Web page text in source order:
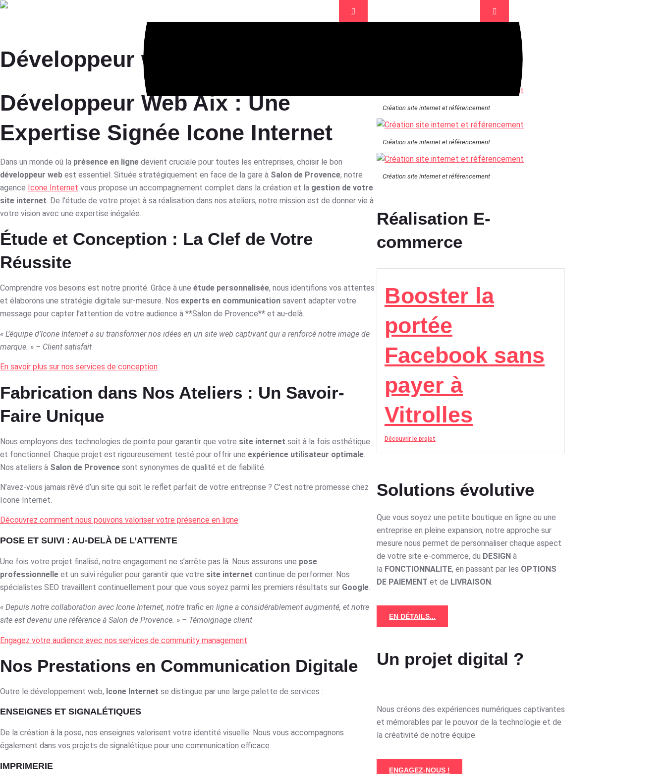
Développeur web Aix
Développeur Web Aix : Une
Expertise Signée Icone Internet
Dans un monde où la présence en ligne devient cruciale pour toutes les entreprises, choisir le bon
développeur web est essentiel. Située stratégiquement en face de la gare à Salon de Provence, notre
agence Icone Internet vous propose un accompagnement complet dans la création et la gestion de votre
site internet. De l’étude de votre projet à sa réalisation dans nos ateliers, notre mission est de donner vie à
votre vision avec une expertise inégalée.
Étude et Conception : La Clef de Votre
Réussite
Comprendre vos besoins est notre priorité. Grâce à une étude personnalisée, nous identifions vos attentes
et élaborons une stratégie digitale sur-mesure. Nos experts en communication savent adapter votre
message pour capter l’attention de votre audience à **Salon de Provence** et au-delà.
« L’équipe d’Icone Internet a su transformer nos idées en un site web captivant qui a renforcé notre image de
marque. » – Client satisfait
En savoir plus sur nos services de conception
Fabrication dans Nos Ateliers : Un Savoir-
Faire Unique
Nous employons des technologies de pointe pour garantir que votre site internet soit à la fois esthétique
et fonctionnel. Chaque projet est rigoureusement testé pour offrir une expérience utilisateur optimale
Nos ateliers à Salon de Provence sont synonymes de qualité et de fiabilité.
N’avez-vous jamais rêvé d’un site qui soit le reflet parfait de votre entreprise ? C’est notre promesse chez
Icone Internet.
Découvrez comment nous pouvons valoriser votre présence en ligne
POSE ET SUIVI : AU-DELÀ DE L’ATTENTE
Une fois votre projet finalisé, notre engagement ne s’arrête pas là. Nous assurons une pose
professionnelle et un suivi régulier pour garantir que votre site internet continue de performer. Nos
spécialistes SEO travaillent continuellement pour que vous soyez parmi les premiers résultats sur Google
« Depuis notre collaboration avec Icone Internet, notre trafic en ligne a considérablement augmenté, et notre
site est devenu une référence à Salon de Provence. » – Témoignage client
Engagez votre audience avec nos services de community management
Nos Prestations en Communication Digitale
Outre le développement web, Icone Internet se distingue par une large palette de services :
ENSEIGNES ET SIGNALÉTIQUES
De la création à la pose, nos enseignes valorisent votre identité visuelle. Nous vous accompagnons
également dans vos projets de signalétique pour une communication efficace.
IMPRIMERIE
Création site internet et référencement
Création site internet et référencement
Création site internet et référencement
Réalisation E-
commerce
Booster la
portée
Facebook sans
payer à
Vitrolles
Découvrir le projet
Solutions évolutive
Que vous soyez une petite boutique en ligne ou une
entreprise en pleine expansion, notre approche sur
mesure nous permet de personnaliser chaque aspect
de votre site e-commerce, du DESIGNà
la FONCTIONNALITE, en passant par les OPTIONS
DE PAIEMENT et de LIVRAISON.
EN DÉTAILS...
Un projet digital ?
Nous créons des expériences numériques captivantes
et mémorables par le pouvoir de la technologie et de
la créativité de notre équipe.
ENGAGEZ-NOUS !